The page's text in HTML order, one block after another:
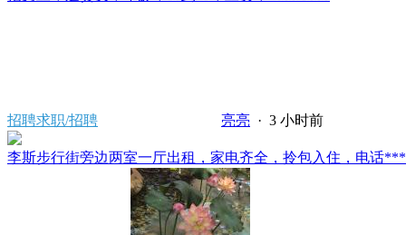
招聘求职/招聘 亮亮 · 3 小时前
李斯步行街旁边两室一厅出租，家电齐全，拎包入住，电话